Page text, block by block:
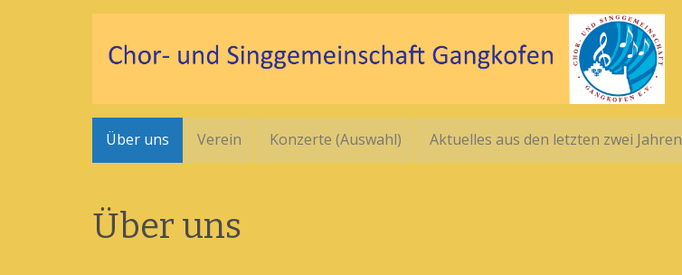
Über uns Verein Konzerte (Auswahl) Aktuelles aus den letzten zwei Jahren
Über uns